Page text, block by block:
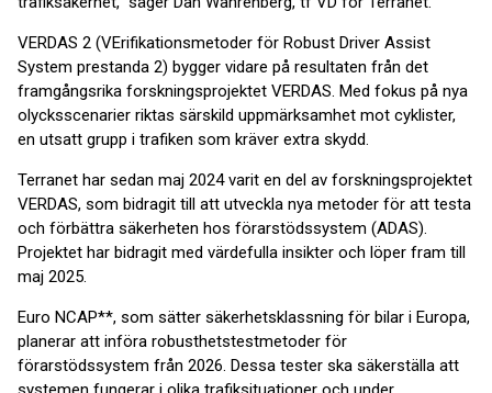
VERDAS 2 (VErifikationsmetoder för Robust Driver Assist
System prestanda 2) bygger vidare på resultaten från det
framgångsrika forskningsprojektet VERDAS. Med fokus på nya
olycksscenarier riktas särskild uppmärksamhet mot cyklister,
en utsatt grupp i trafiken som kräver extra skydd.
Terranet har sedan maj 2024 varit en del av forskningsprojektet
VERDAS, som bidragit till att utveckla nya metoder för att testa
och förbättra säkerheten hos förarstödssystem (ADAS).
Projektet har bidragit med värdefulla insikter och löper fram till
maj 2025.
Euro NCAP**, som sätter säkerhetsklassning för bilar i Europa,
planerar att införa robusthetstestmetoder för
förarstödssystem från 2026. Dessa tester ska säkerställa att